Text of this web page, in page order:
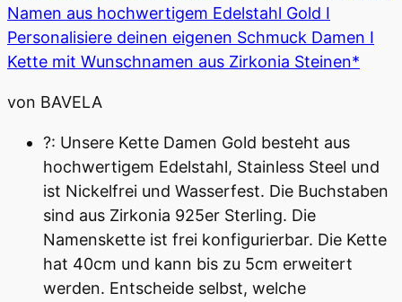
Namen aus hochwertigem Edelstahl Gold I
Personalisiere deinen eigenen Schmuck Damen I
Kette mit Wunschnamen aus Zirkonia Steinen*
von BAVELA
?: Unsere Kette Damen Gold besteht aus
hochwertigem Edelstahl, Stainless Steel und
ist Nickelfrei und Wasserfest. Die Buchstaben
sind aus Zirkonia 925er Sterling. Die
Namenskette ist frei konfigurierbar. Die Kette
hat 40cm und kann bis zu 5cm erweitert
werden. Entscheide selbst, welche